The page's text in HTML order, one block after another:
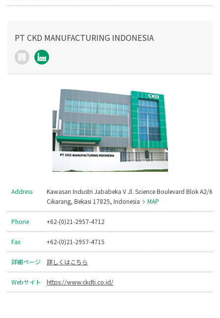
PT CKD MANUFACTURING INDONESIA
Address
Kawasan Industri Jababeka V Jl. Science Boulevard Blok A2/6
Cikarang, Bekasi 17825, Indonesia
MAP
Phone +62-(0)21-2957-4712
Fax +62-(0)21-2957-4715
詳細ページ 詳しくはこちら
Webサイト https://www.ckdti.co.id/